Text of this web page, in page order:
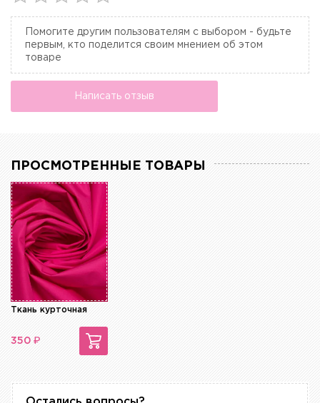
Помогите другим пользователям с выбором - будьте
первым, кто поделится своим мнением об этом
товаре
Написать отзыв
ПРОСМОТРЕННЫЕ ТОВАРЫ
Ткань курточная
350 ₽